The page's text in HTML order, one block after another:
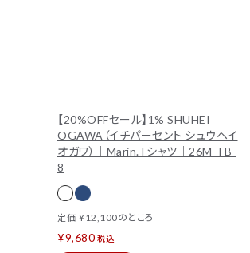
【20%OFFセール】1% SHUHEI
OGAWA（イチパーセント シュウヘイ
オガワ）｜Marin.Tシャツ｜26M-TB-
8
定価 ¥12,100のところ
¥9,680 税込